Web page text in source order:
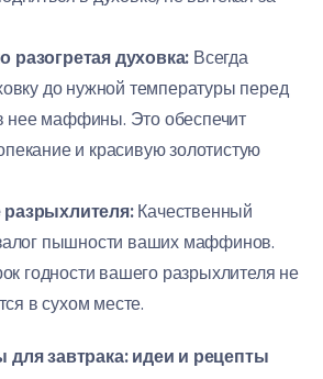
разогретая духовка: Всегда
до нужной температуры перед
нее маффины. Это обеспечит
и красивую золотистую
Качественный
пышности ваших маффинов.
годности вашего разрыхлителя не
в сухом месте.
завтрака: идеи и рецепты